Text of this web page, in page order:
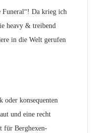
Funeral“! Da krieg ich
heavy & treibend
in die Welt gerufen
oder konsequenten
und eine recht
für Berghexen-